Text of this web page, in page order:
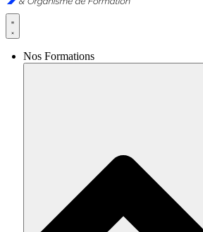
Nos Formations